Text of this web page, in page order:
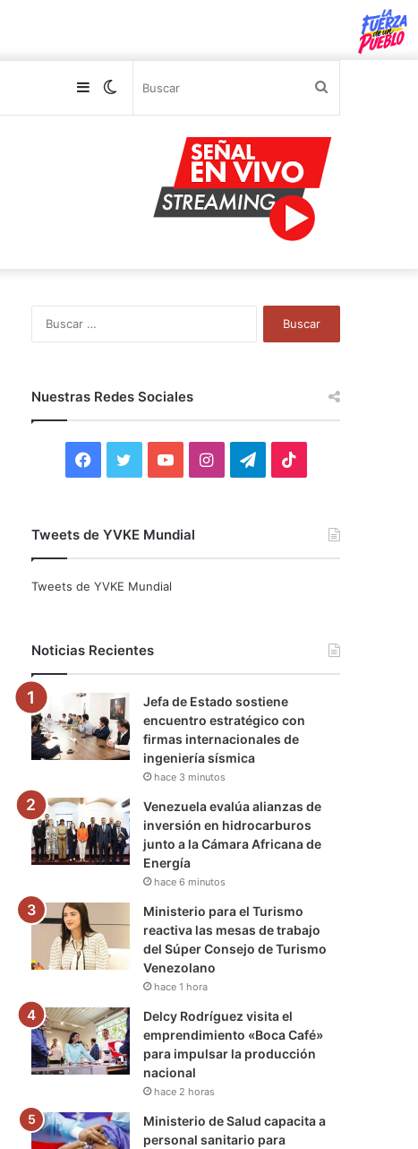
Switch
Sidebar
Nuestras Redes Sociales
F
c
o
i
r
Y
u
e
I
r
a
m
T
a
m
Tweets de YVKE Mundial
Tweets de YVKE Mundial
Noticias Recientes
Jefa de Estado sostiene
encuentro estratégico con
firmas internacionales de
ingeniería sísmica
hace 3 minutos
Venezuela evalúa alianzas de
inversión en hidrocarburos
junto a la Cámara Africana de
Energía
hace 6 minutos
Ministerio para el Turismo
reactiva las mesas de trabajo
del Súper Consejo de Turismo
Venezolano
hace 1 hora
Delcy Rodríguez visita el
emprendimiento «Boca Café»
para impulsar la producción
nacional
hace 2 horas
Ministerio de Salud capacita a
personal sanitario para